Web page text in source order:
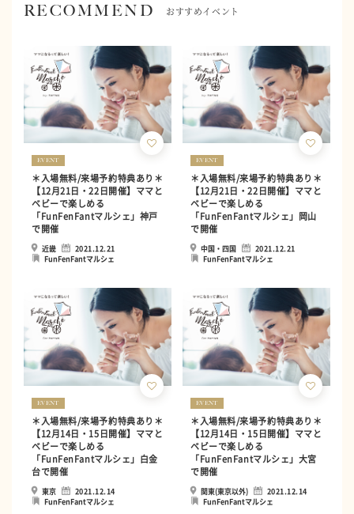
RECOMMEND おすすめイベント
EVENT
＊入場無料/来場予約特典あり＊
【12月21日・22日開催】ママと
ベビーで楽しめる
「FunFenFantマルシェ」神戸
で開催
近畿
2021.12.21
FunFenFantマルシェ
EVENT
＊入場無料/来場予約特典あり＊
【12月21日・22日開催】ママと
ベビーで楽しめる
「FunFenFantマルシェ」岡山
で開催
中国・四国
2021.12.21
FunFenFantマルシェ
EVENT
＊入場無料/来場予約特典あり＊
【12月14日・15日開催】ママと
ベビーで楽しめる
「FunFenFantマルシェ」白金
台で開催
東京
2021.12.14
FunFenFantマルシェ
EVENT
＊入場無料/来場予約特典あり＊
【12月14日・15日開催】ママと
ベビーで楽しめる
「FunFenFantマルシェ」大宮
で開催
関東(東京以外)
2021.12.14
FunFenFantマルシェ